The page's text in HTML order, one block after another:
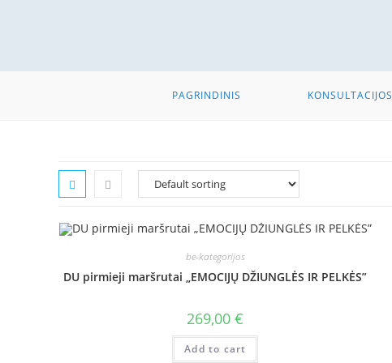
PAGRINDINIS KONSULTACIJOS
be-kategorijos
DU pirmieji maršrutai „EMOCIJŲ DŽIUNGLĖS IR PELKĖS”
269,00€
Add to cart